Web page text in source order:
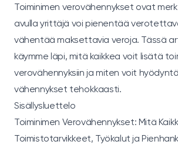
Toiminimen verovähennykset ovat
avulla yrittäjä voi pienentää
vähentää maksettavia veroja. Tässä
käymme läpi, mitä kaikkea voit lisätä
verovähennyksiin ja miten voit
vähennykset tehokkaasti.
Sisällysluettelo
Toiminimen Verovähennykset: Mitä
Toimistotarvikkeet, Työkalut ja